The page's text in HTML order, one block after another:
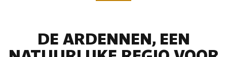
DE ARDENNEN, EEN